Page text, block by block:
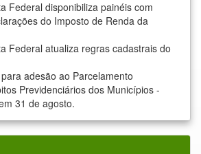
Federal disponibiliza painéis com
do Imposto de Renda da
Federal atualiza regras cadastrais do
adesão ao Parcelamento
Previdenciários dos Municípios -
31 de agosto.